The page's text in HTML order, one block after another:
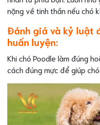
nặng về tinh thần nếu chó
Đánh giá và kỷ luật
huấn luyện:
Khi chó Poodle làm đúng
cách đúng mực để giúp